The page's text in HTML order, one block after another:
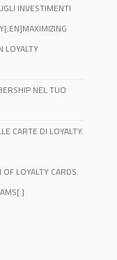
INVESTIMENTI
LOYALTY
NEL TUO
CARTE DI LOYALTY:
LOYALTY CARDS: